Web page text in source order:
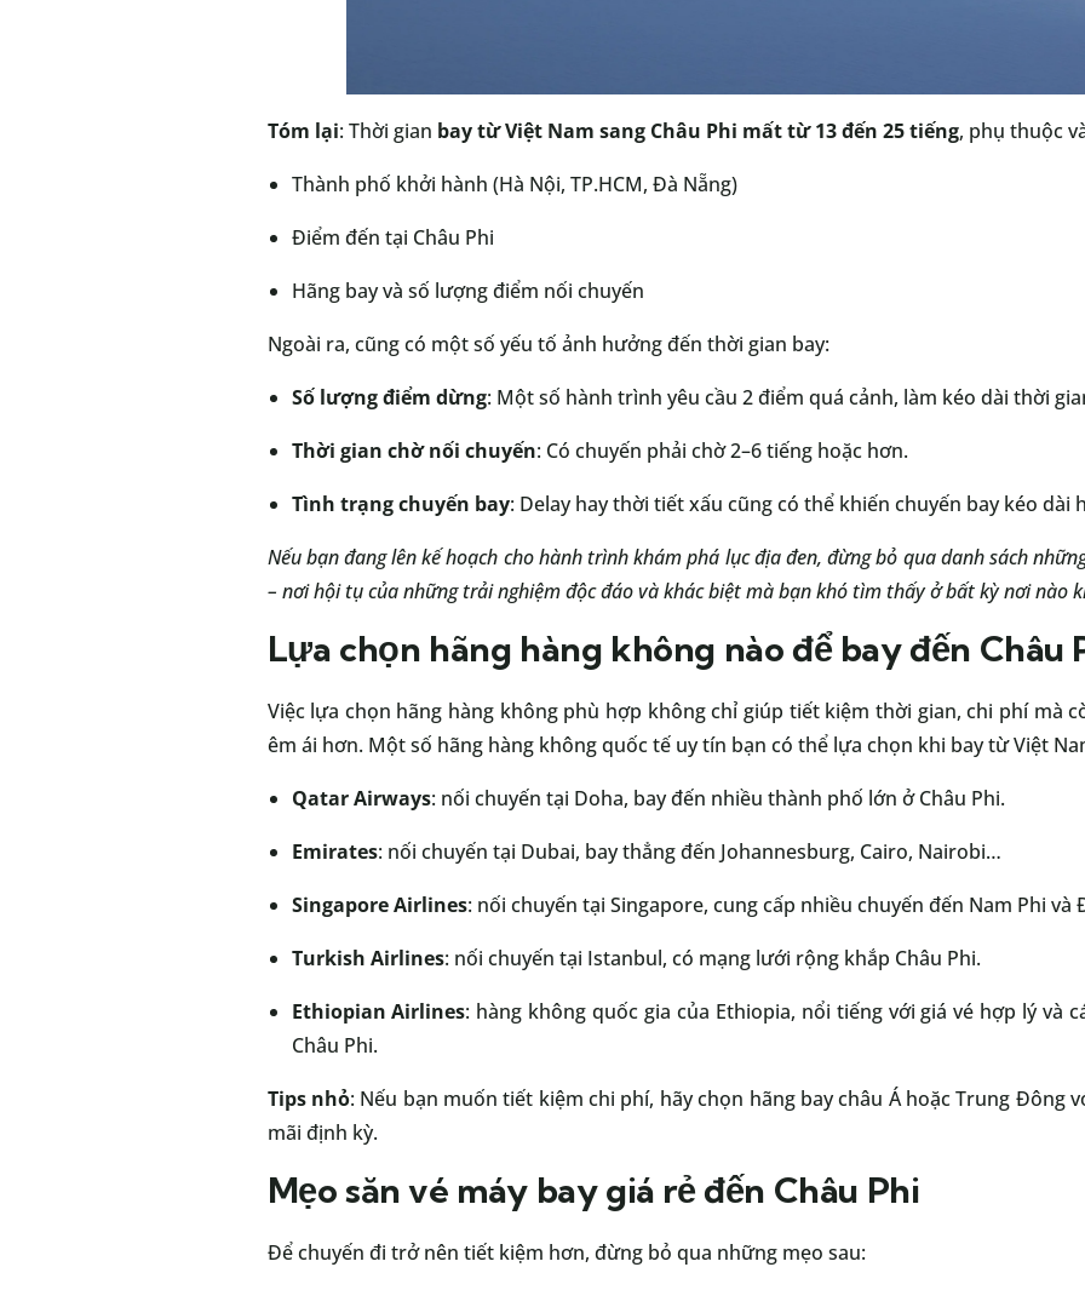
Tóm lại: Thời gian bay từ Việt Nam sang Châu Phi mất từ 13 đến 25 tiếng, phụ thuộc
Thành phố khởi hành (Hà Nội, TP.HCM, Đà Nẵng)
Điểm đến tại Châu Phi
Hãng bay và số lượng điểm nối chuyến
Ngoài ra, cũng có một số yếu tố ảnh hưởng đến thời gian bay:
Số lượng điểm dừng: Một số hành trình yêu cầu 2 điểm quá cảnh, làm kéo dài thời
Thời gian chờ nối chuyến: Có chuyến phải chờ 2–6 tiếng hoặc hơn.
Tình trạng chuyến bay: Delay hay thời tiết xấu cũng có thể khiến chuyến bay kéo dài
Nếu bạn đang lên kế hoạch cho hành trình khám phá lục địa đen, đừng bỏ qua danh sách
– nơi hội tụ của những trải nghiệm độc đáo và khác biệt mà bạn khó tìm thấy ở bất kỳ nơi nào
Lựa chọn hãng hàng không nào để bay đến Châu
Việc lựa chọn hãng hàng không phù hợp không chỉ giúp tiết kiệm thời gian, chi phí mà
êm ái hơn. Một số hãng hàng không quốc tế uy tín bạn có thể lựa chọn khi bay từ Việt
Qatar Airways: nối chuyến tại Doha, bay đến nhiều thành phố lớn ở Châu Phi.
Emirates: nối chuyến tại Dubai, bay thẳng đến Johannesburg, Cairo, Nairobi…
Singapore Airlines: nối chuyến tại Singapore, cung cấp nhiều chuyến đến Nam Phi và
Turkish Airlines: nối chuyến tại Istanbul, có mạng lưới rộng khắp Châu Phi.
Ethiopian Airlines: hàng không quốc gia của Ethiopia, nổi tiếng với giá vé hợp lý và
Châu Phi.
Tips nhỏ: Nếu bạn muốn tiết kiệm chi phí, hãy chọn hãng bay châu Á hoặc Trung Đông
mãi định kỳ.
Mẹo săn vé máy bay giá rẻ đến Châu Phi
Để chuyến đi trở nên tiết kiệm hơn, đừng bỏ qua những mẹo sau: